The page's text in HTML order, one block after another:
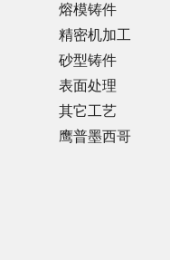
熔模铸件
精密机加工
砂型铸件
表面处理
其它工艺
鹰普墨西哥